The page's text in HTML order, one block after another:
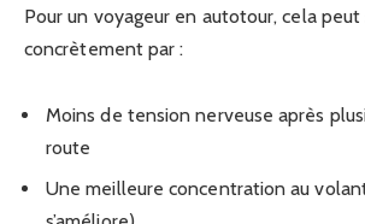
Pour un voyageur en autotour, cela
concrètement par :
Moins de tension nerveuse après
route
Une meilleure concentration au